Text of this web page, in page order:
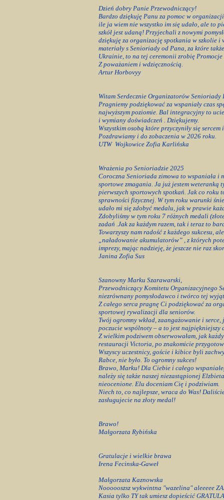
Dzień dobry Panie Przewodniczący!
Bardzo dziękuję Panu za pomoc w
ile ja wiem nie wszystko im się udało, ale to
szkół jest udaną! Przyjechali z nowymi
dziękuję za organizację spotkania w szkolie i
materiały s Senioriady od Pana, za które
Ukrainie, to na tej ceremonii zrobię
Z poważaniem i wdzięcznością.
Artur Horbovyy
Witam Serdecznie Organizatorów
Pragniemy podziękować za wspaniały czas
najwyższym poziomie. Bal integracyjny to
i wymiany doświadczeń . Dziękujemy.
Wszystkim osobą które przyczyniły się
Pozdrawiamy i do zobaczenia w 2026 roku.
UTW Wojkowice Zofia Karlińska
Wrażenia po Senioriadzie 2025
Coroczna Senioriada zimowa to wspaniała i
sportowe zmagania. Ja już jestem
pierwszych sportowych spotkań. Jak co roku
sprawności fizycznej. W tym roku warunki
udało mi się zdobyć medalu, jak w prawie
Zdobyliśmy w tym roku 7 różnych medali
zadań .Jak za każdym razem, tak i teraz to
Towarzyszy nam radość z każdego sukcesu,
„naładowanie akumulatorów” , z których
imprezy, mając nadzieję, że jeszcze nie raz
Janina Zofia Sus
Szanowny Marku Szarawarski,
Przewodniczący Komitetu Organizacyjnego
niezrównany pomysłodawco i twórco tej
Z całego serca pragnę Ci podziękować za
sportowej rywalizacji dla seniorów.
Twój ogromny wkład, zaangażowanie i serce,
poczucie wspólnoty – a to jest najpiękniejszy
Z wielkim podziwem obserwowałam, jak
restauracji Victoria, po znakomicie
Wszyscy uczestnicy, goście i kibice byli
Rabce, nie było. To ogromny sukces!
Brawo, Marku! Dla Ciebie i całego
należy się także naszej niezastąpionej
nieocenione. Elu doceniam Cię i podziwiam.
Niech to, co najlepsze, wraca do Was!
zasługujecie na złoty medal!
Brawo!
Małgorzata Rybińska
Gratulacje i wielkie brawa
Irena Fecinska-Gaweł
Małgorzata Kaznowska
Noooooszsz wykwintna "wazelina" aleeeee
Kasia tylko TY tak umiesz dopieścić